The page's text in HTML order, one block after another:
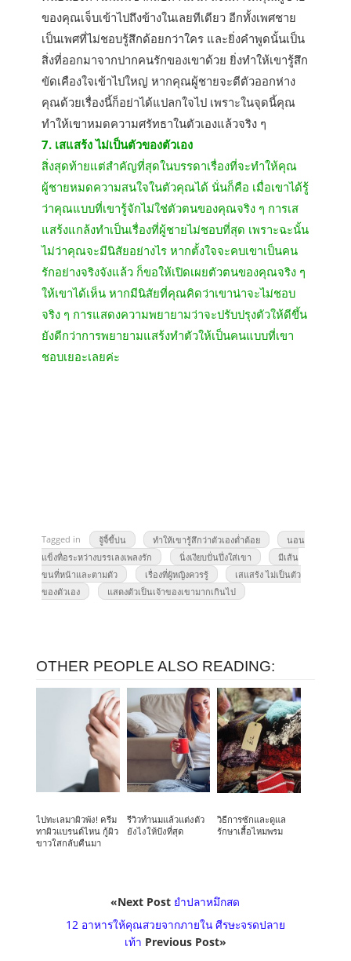
ของคุณเจ็บเข้าไปถึงข้างในเลยทีเดียว อีกทั้งเพศชาย
เป็นเพศที่ไม่ชอบรู้สึกด้อยกว่าใคร และยิ่งคำพูดนั้นเป็น
สิ่งที่ออกมาจากปากคนรักของเขาด้วย ยิ่งทำให้เขารู้สึก
ขัดเคืองใจเข้าไปใหญ่ หากคุณผู้ชายจะตีตัวออกห่าง
คุณด้วยเรื่องนี้ก็อย่าได้แปลกใจไป เพราะในจุดนี้คุณ
ทำให้เขาหมดความศรัทธาในตัวเองแล้วจริง ๆ
7. เสแสร้ง ไม่เป็นตัวของตัวเอง
สิ่งสุดท้ายแต่สำคัญที่สุดในบรรดาเรื่องที่จะทำให้คุณ
ผู้ชายหมดความสนใจในตัวคุณได้ นั่นก็คือ เมื่อเขาได้รู้
ว่าคุณแบบที่เขารู้จักไม่ใช่ตัวตนของคุณจริง ๆ การเส
แสร้งแกล้งทำเป็นเรื่องที่ผู้ชายไม่ชอบที่สุด เพราะฉะนั้น
ไม่ว่าคุณจะมีนิสัยอย่างไร หากตั้งใจจะคบเขาเป็นคน
รักอย่างจริงจังแล้ว ก็ขอให้เปิดเผยตัวตนของคุณจริง ๆ
ให้เขาได้เห็น หากมีนิสัยที่คุณคิดว่าเขาน่าจะไม่ชอบ
จริง ๆ การแสดงความพยายามว่าจะปรับปรุงตัวให้ดีขึ้น
ยังดีกว่าการพยายามแสร้งทำตัวให้เป็นคนแบบที่เขา
ชอบเยอะเลยค่ะ
Tagged in จู้จี้ขี้บ่น ทำให้เขารู้สึกว่าตัวเองต่ำต้อย
นอน
แข็งทื่อระหว่างบรรเลงเพลงรัก
นิ่งเงียบปั่นปึ่งใส่เขา
มีเส้น
ขนที่หน้าและตามตัว
เรื่องที่ผู้หญิงควรรู้
เสแสร้ง ไม่เป็นตัว
ของตัวเอง
แสดงตัวเป็นเจ้าของเขามากเกินไป
OTHER PEOPLE ALSO READING:
ไปทะเลมาผิวพัง! ครีม
ทาผิวแบรนด์ไหน กู้ผิว
ขาวใสกลับคืนมา
รีวิวทำนมแล้วแต่งตัว
ยังไงให้ปังที่สุด
วิธีการซักและดูแล
รักษาเสื้อไหมพรม
«Next Post ยำปลาหมึกสด
12 อาหารให้คุณสวยจากภายใน ศีรษะจรดปลาย
เท้า Previous Post»